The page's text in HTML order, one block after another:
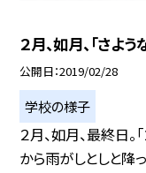
２月、如月、「さよう
公開日 2019/02/28
学校の様子
２月、如月、最終日
から雨がしとしと降